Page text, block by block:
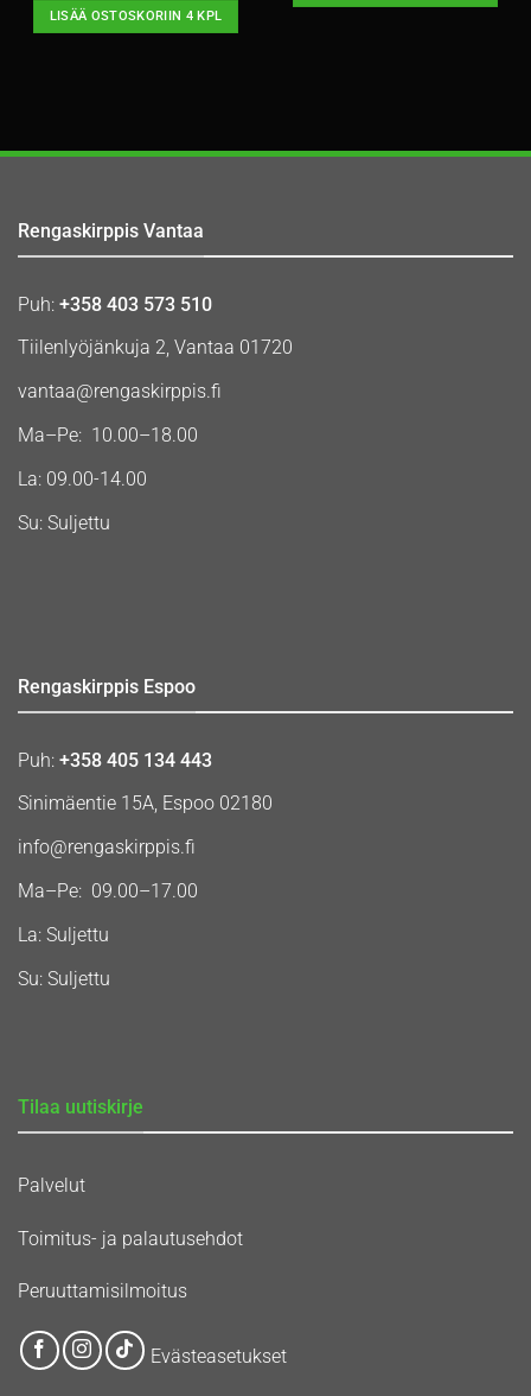
LISÄÄ OSTOSKORIIN 4 KPL
Rengaskirppis Vantaa
Puh: +358 403 573 510
Tiilenlyöjänkuja 2, Vantaa 01720
vantaa@rengaskirppis.fi
Ma–Pe: 10.00–18.00
La: 09.00-14.00
Su: Suljettu
Rengaskirppis Espoo
Puh: +358 405 134 443
Sinimäentie 15A, Espoo 02180
info@rengaskirppis.fi
Ma–Pe: 09.00–17.00
La: Suljettu
Su: Suljettu
Tilaa uutiskirje
Palvelut
Toimitus- ja palautusehdot
Peruuttamisilmoitus
Evästeasetukset